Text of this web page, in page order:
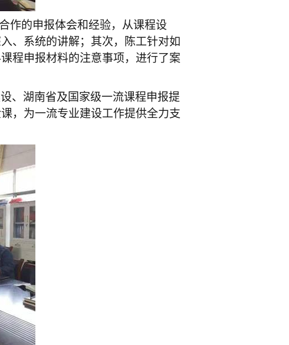
作的申报体会和经验，从课程设
、系统的讲解；其次，陈工针对如
程申报材料的注意事项，进行了案
、湖南省及国家级一流课程申报提
，为一流专业建设工作提供全力支